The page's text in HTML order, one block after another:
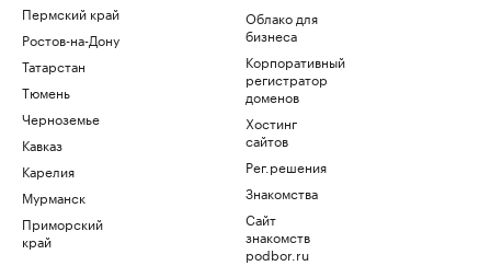
Пермский край
Ростов-на-Дону
Татарстан
Тюмень
Черноземье
Кавказ
Карелия
Мурманск
Приморский
край
Облако для
бизнеса
Корпоративный
регистратор
доменов
Хостинг
сайтов
Рег.решения
Знакомства
Сайт
знакомств
podbor.ru